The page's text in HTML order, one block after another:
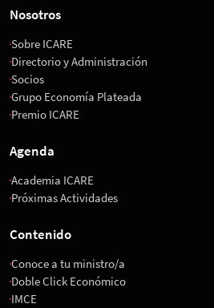
Nosotros
Sobre ICARE
Directorio y Administración
Socios
Grupo Economía Plateada
Premio ICARE
Agenda
Academia ICARE
Próximas Actividades
Contenido
Conoce a tu ministro/a
Doble Click Económico
IMCE